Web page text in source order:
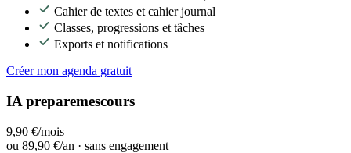
Cahier de textes et cahier journal
Classes, progressions et tâches
Exports et notifications
Créer mon agenda gratuit
IA preparemescours
9,90 €/mois
ou 89,90 €/an · sans engagement